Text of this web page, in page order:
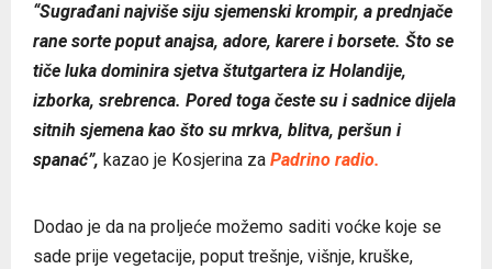
“Sugrađani najviše siju sjemenski krompir, a prednjače
rane sorte poput anajsa, adore, karere i borsete. Što se
tiče luka dominira sjetva štutgartera iz Holandije,
izborka, srebrenca. Pored toga česte su i sadnice dijela
sitnih sjemena kao što su mrkva, blitva, peršun i
spanać”, kazao je Kosjerina za Padrino radio.
Dodao je da na proljeće možemo saditi voćke koje se
sade prije vegetacije, poput trešnje, višnje, kruške,